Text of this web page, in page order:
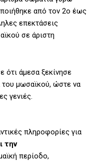
από τον 2ο έως
επεκτάσεις
σε άριστη
ότι άμεσα ξεκίνησε
του μωσαϊκού, ώστε να
γενιές.
πληροφορίες για
την
περίοδο,